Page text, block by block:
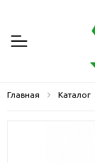
Главная Каталог